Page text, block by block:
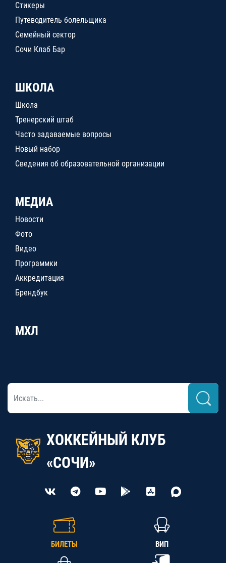
Стикеры
Путеводитель болельщика
Семейный сектор
Сочи Клаб Бар
ШКОЛА
Школа
Тренерский штаб
Часто задаваемые вопросы
Новый набор
Сведения об образовательной организации
МЕДИА
Новости
Фото
Видео
Программки
Аккредитация
Брендбук
МХЛ
ХОККЕЙНЫЙ КЛУБ
«СОЧИ»
БИЛЕТЫ ВИП